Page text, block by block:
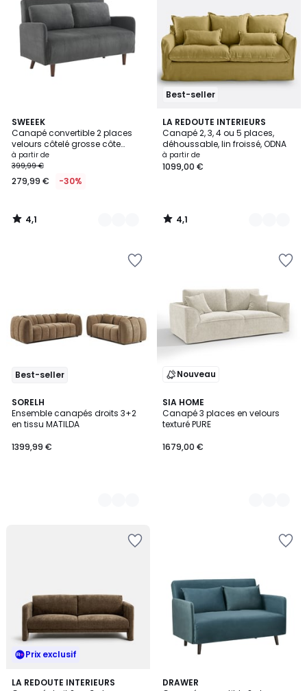
SWEEEK
Canapé convertible 2 places
velours côtelé grosse côte
PANAM
à partir de
399,99 €
279,99 € -30%
4,1
/ 5
4
Couleurs
4,1
/
Best-seller
LA REDOUTE INTERIEURS
Canapé 2, 3, 4 ou 5 places,
déhoussable, lin froissé, ODNA
à partir de
1099,00 €
4,1
/ 5
8
Couleurs
4,1
/
Best-seller
SORELH
Ensemble canapés droits 3+2
en tissu MATILDA
1399,99 €
3
Couleurs
Nouveau
SIA HOME
Canapé 3 places en velours
texturé PURE
1679,00 €
2
Couleurs
Prix exclusif
LA REDOUTE INTERIEURS
5
DRAWER
4,3
4